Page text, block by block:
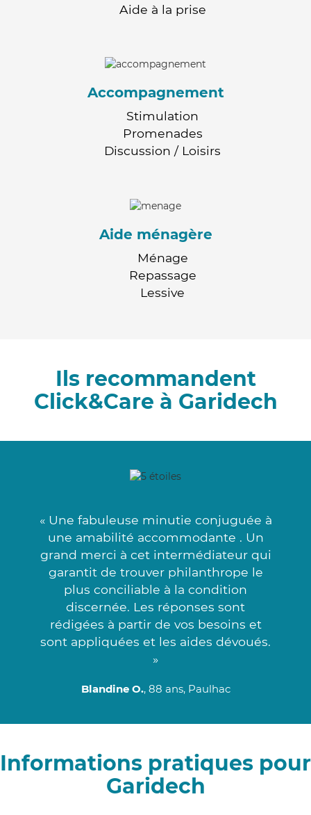
Aide à la prise
Accompagnement
Stimulation
Promenades
Discussion / Loisirs
Aide ménagère
Ménage
Repassage
Lessive
Ils recommandent
Click&Care à Garidech
« Une fabuleuse minutie conjuguée à
une amabilité accommodante . Un
grand merci à cet intermédiateur qui
garantit de trouver philanthrope le
plus conciliable à la condition
discernée. Les réponses sont
rédigées à partir de vos besoins et
sont appliquées et les aides dévoués.
»
Blandine O., 88 ans, Paulhac
Informations pratiques pour
Garidech